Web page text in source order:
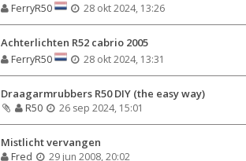
FerryR50 28 okt 2024, 13:26
Achterlichten R52 cabrio 2005
FerryR50 28 okt 2024, 13:31
Draagarmrubbers R50 DIY (the easy way)
R50 26 sep 2024, 15:01
Mistlicht vervangen
Fred 29 jun 2008, 20:02